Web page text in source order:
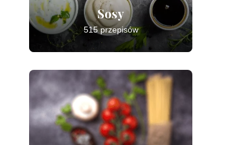
Sosy
515 przepisów